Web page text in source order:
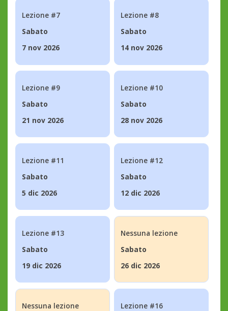
Lezione #7
Sabato
7 nov 2026
Lezione #8
Sabato
14 nov 2026
Lezione #9
Sabato
21 nov 2026
Lezione #10
Sabato
28 nov 2026
Lezione #11
Sabato
5 dic 2026
Lezione #12
Sabato
12 dic 2026
Lezione #13
Sabato
19 dic 2026
Nessuna lezione
Sabato
26 dic 2026
Nessuna lezione
Lezione #16